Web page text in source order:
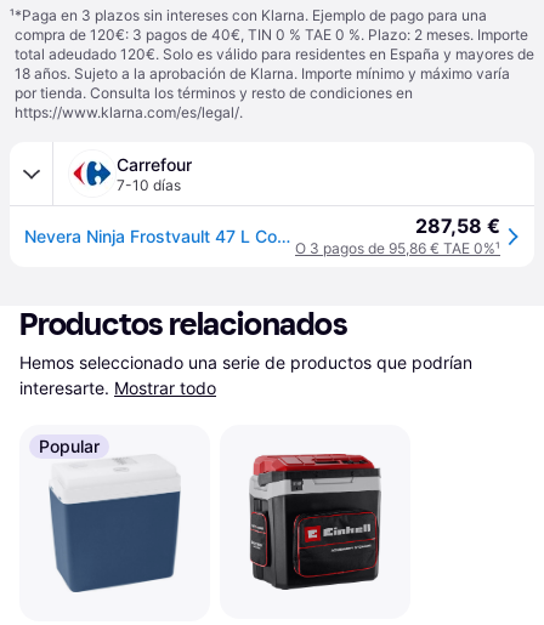
¹*Paga en 3 plazos sin intereses con Klarna. Ejemplo de pago para una
compra de 120€: 3 pagos de 40€, TIN 0 % TAE 0 %. Plazo: 2 meses. Importe
total adeudado 120€. Solo es válido para residentes en España y mayores de
18 años. Sujeto a la aprobación de Klarna. Importe mínimo y máximo varía
por tienda. Consulta los términos y resto de condiciones en
https://www.klarna.com/es/legal/.
Carrefour
7-10 días
Nevera Ninja Frostvault 47 L Con Zona Seca, Blanco Fb151euwh 287,58 €
O 3 pagos de 95,86 € TAE 0%¹
Productos relacionados
Hemos seleccionado una serie de productos que podrían
interesarte. Mostrar todo
Popular